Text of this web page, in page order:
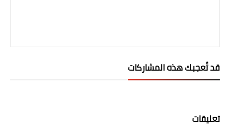
قد تُعجبك هذه المشاركات
تعليقات